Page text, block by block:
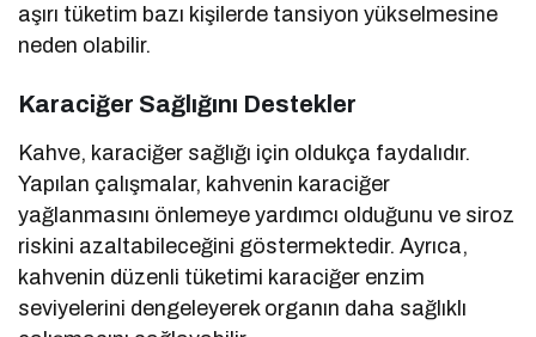
aşırı tüketim bazı kişilerde tansiyon yükselmesine
neden olabilir.
Karaciğer Sağlığını Destekler
Kahve, karaciğer sağlığı için oldukça faydalıdır.
Yapılan çalışmalar, kahvenin karaciğer
yağlanmasını önlemeye yardımcı olduğunu ve siroz
riskini azaltabileceğini göstermektedir. Ayrıca,
kahvenin düzenli tüketimi karaciğer enzim
seviyelerini dengeleyerek organın daha sağlıklı